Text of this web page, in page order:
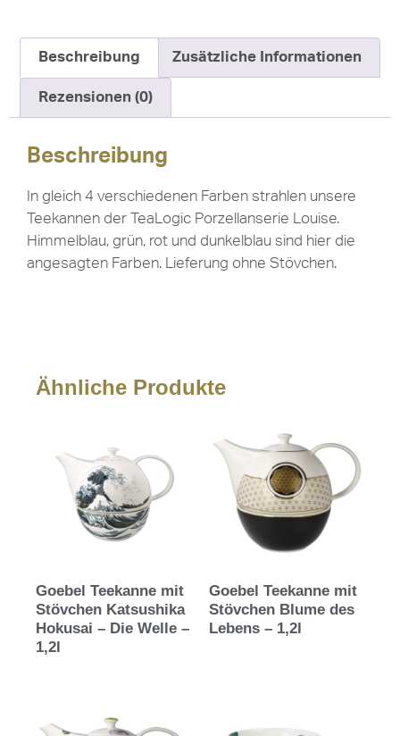
Beschreibung Zusätzliche Informationen
Rezensionen (0)
Beschreibung
In gleich 4 verschiedenen Farben strahlen unsere
Teekannen der TeaLogic Porzellanserie Louise.
Himmelblau, grün, rot und dunkelblau sind hier die
angesagten Farben. Lieferung ohne Stövchen.
Ähnliche Produkte
Goebel Teekanne mit
Stövchen Katsushika
Hokusai – Die Welle –
1,2l
Goebel Teekanne mit
Stövchen Blume des
Lebens – 1,2l